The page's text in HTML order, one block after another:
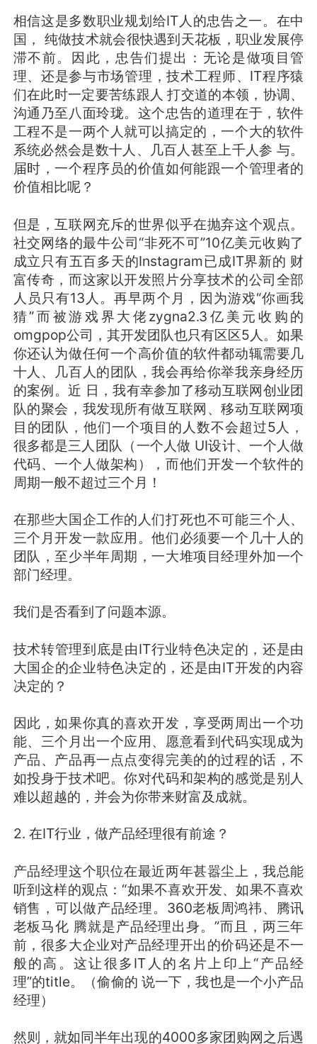
相信这是多数职业规划给IT人的忠告之一。在中
国， 纯做技术就会很快遇到天花板，职业发展停
滞不前。因此，忠告们提出：无论是做项目管
理、还是参与市场管理，技术工程师、IT程序猿
们在此时一定要苦练跟人 打交道的本领，协调、
沟通乃至八面玲珑。这个忠告的道理在于，软件
工程不是一两个人就可以搞定的，一个大的软件
系统必然会是数十人、几百人甚至上千人参 与。
届时，一个程序员的价值如何能跟一个管理者的
价值相比呢？
但是，互联网充斥的世界似乎在抛弃这个观点。
社交网络的最牛公司“非死不可”10亿美元收购了
成立只有五百多天的Instagram已成IT界新的 财
富传奇，而这家以开发照片分享技术的公司全部
人员只有13人。再早两个月，因为游戏“你画我
猜”而被游戏界大佬zygna2.3亿美元收购的
omgpop公司，其开发团队也只有区区5人。如果
你还认为做任何一个高价值的软件都动辄需要几
十人、几百人的团队，我会再给你举我亲身经历
的案例。近 日，我有幸参加了移动互联网创业团
队的聚会，我发现所有做互联网、移动互联网项
目的团队，他们一个项目的人数不会超过5人，
很多都是三人团队（一个人做 UI设计、一个人做
代码、一个人做架构），而他们开发一个软件的
周期一般不超过三个月！
在那些大国企工作的人们打死也不可能三个人、
三个月开发一款应用。他们必须要一个几十人的
团队，至少半年周期，一大堆项目经理外加一个
部门经理。
我们是否看到了问题本源。
技术转管理到底是由IT行业特色决定的，还是由
大国企的企业特色决定的，还是由IT开发的内容
决定的？
因此，如果你真的喜欢开发，享受两周出一个功
能、三个月出一个应用、愿意看到代码实现成为
产品、产品再一点点变得完美的的过程的话，不
如投身于技术吧。你对代码和架构的感觉是别人
难以超越的，并会为你带来财富及成就。
2. 在IT行业，做产品经理很有前途？
产品经理这个职位在最近两年甚嚣尘上，我总能
听到这样的观点：“如果不喜欢开发、如果不喜欢
销售，可以做产品经理。360老板周鸿祎、腾讯
老板马化 腾就是产品经理出身。”而且，两三年
前，很多大企业对产品经理开出的价码还是不一
般的高。这让很多IT人的名片上印上“产品经
理”的title。（偷偷的 说一下，我也是一个小产品
经理）
然则，就如同半年出现的4000多家团购网之后遇